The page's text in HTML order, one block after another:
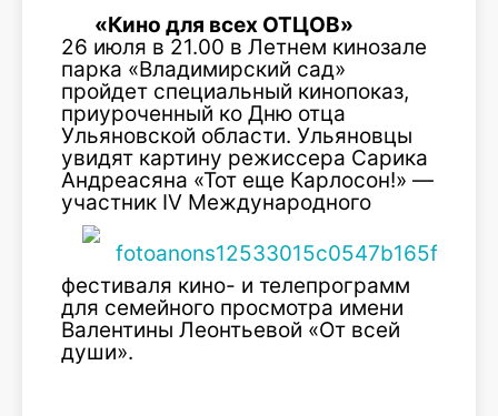
«Кино для всех ОТЦОВ»
26 июля в 21.00 в Летнем кинозале
парка «Владимирский сад»
пройдет специальный кинопоказ,
приуроченный ко Дню отца
Ульяновской области. Ульяновцы
увидят картину режиссера Сарика
Андреасяна «Тот еще Карлосон!» —
участник IV Международного
фестиваля кино- и телепрограмм
для семейного просмотра имени
Валентины Леонтьевой «От всей
души».